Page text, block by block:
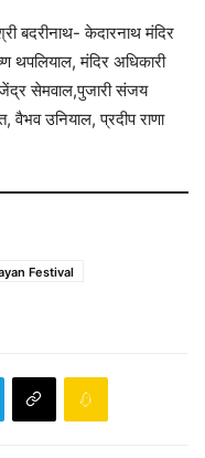
बदरीनाथ- केदारनाथ मंदिर
थपलियाल, मंदिर अधिकारी
सेमवाल,पुजारी संजय
वैभव उनियाल, प्रदीप राणा
Festival